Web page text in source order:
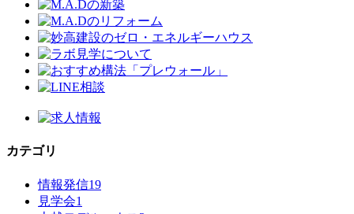
カテゴリ
情報発信19
見学会1